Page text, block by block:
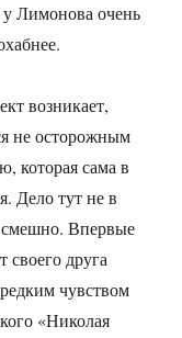
Лимонова очень
возникает,
не осторожным
которая сама в
Дело тут не в
смешно. Впервые
друга
чувством
«Николая